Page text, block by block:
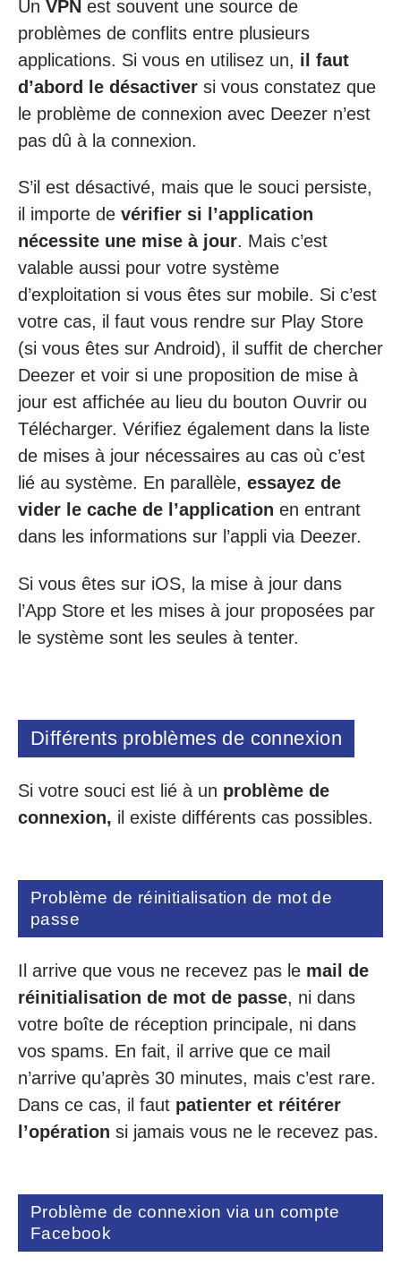
Un VPN est souvent une source de
problèmes de conflits entre plusieurs
applications. Si vous en utilisez un, il faut
d’abord le désactiver si vous constatez que
le problème de connexion avec Deezer n’est
pas dû à la connexion.
S’il est désactivé, mais que le souci persiste,
il importe de vérifier si l’application
nécessite une mise à jour. Mais c’est
valable aussi pour votre système
d’exploitation si vous êtes sur mobile. Si c’est
votre cas, il faut vous rendre sur Play Store
(si vous êtes sur Android), il suffit de chercher
Deezer et voir si une proposition de mise à
jour est affichée au lieu du bouton Ouvrir ou
Télécharger. Vérifiez également dans la liste
de mises à jour nécessaires au cas où c’est
lié au système. En parallèle, essayez de
vider le cache de l’application en entrant
dans les informations sur l’appli via Deezer.
Si vous êtes sur iOS, la mise à jour dans
l’App Store et les mises à jour proposées par
le système sont les seules à tenter.
Différents problèmes de connexion
Si votre souci est lié à un problème de
connexion, il existe différents cas possibles.
Problème de réinitialisation de mot de
passe
Il arrive que vous ne recevez pas le mail de
réinitialisation de mot de passe, ni dans
votre boîte de réception principale, ni dans
vos spams. En fait, il arrive que ce mail
n’arrive qu’après 30 minutes, mais c’est rare.
Dans ce cas, il faut patienter et réitérer
l’opération si jamais vous ne le recevez pas.
Problème de connexion via un compte
Facebook